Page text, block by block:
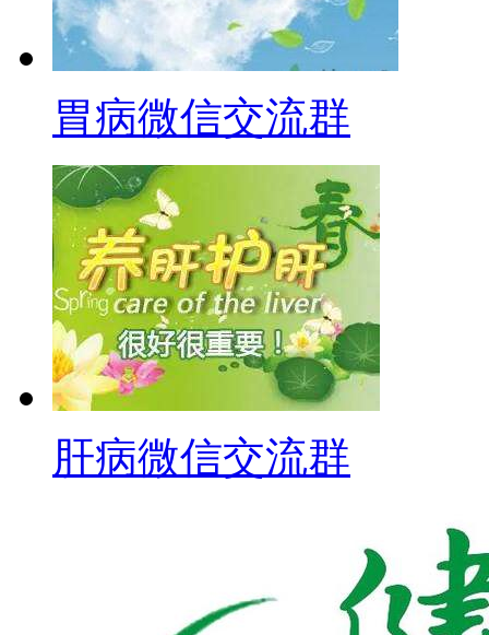
胃病微信交流群
肝病微信交流群